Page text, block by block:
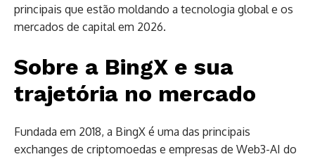
principais que estão moldando a tecnologia global e os
mercados de capital em 2026.
Sobre a BingX e sua
trajetória no mercado
Fundada em 2018, a BingX é uma das principais
exchanges de criptomoedas e empresas de Web3-AI do